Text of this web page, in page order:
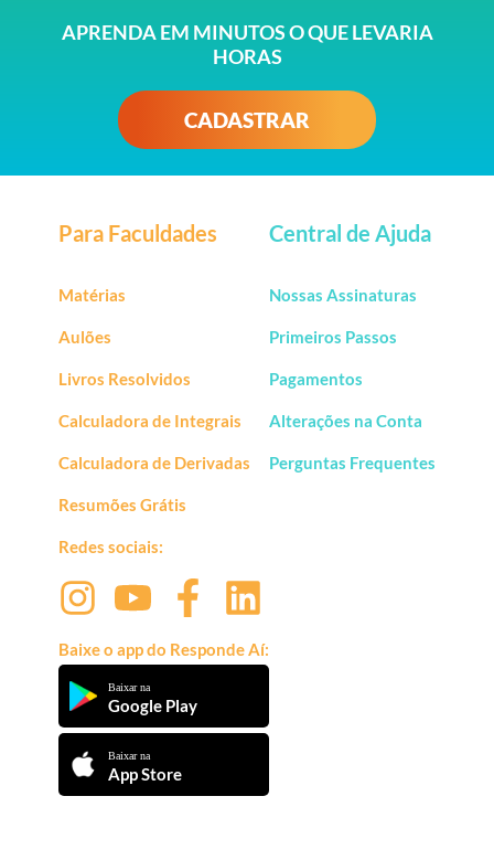
APRENDA EM MINUTOS O QUE LEVARIA
HORAS
CADASTRAR
Para Faculdades
Matérias
Aulões
Livros Resolvidos
Calculadora de Integrais
Calculadora de Derivadas
Resumões Grátis
Redes sociais:
Baixe o app do Responde Aí:
Baixar na
Google Play
Baixar na
App Store
Central de Ajuda
Nossas Assinaturas
Primeiros Passos
Pagamentos
Alterações na Conta
Perguntas Frequentes